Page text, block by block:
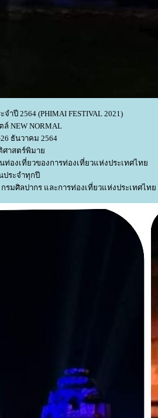
ปี 2564 (PHIMAI FESTIVAL 2021)
NEW NORMAL
ธันวาคม 2564
ศาสตร์พิมา
องเที่ยวของการท่องเที่ยวแห่งประเทศไท
ระจำทุกปี
รมศิลปากร และการท่องเที่ยวแห่งประเทศไท